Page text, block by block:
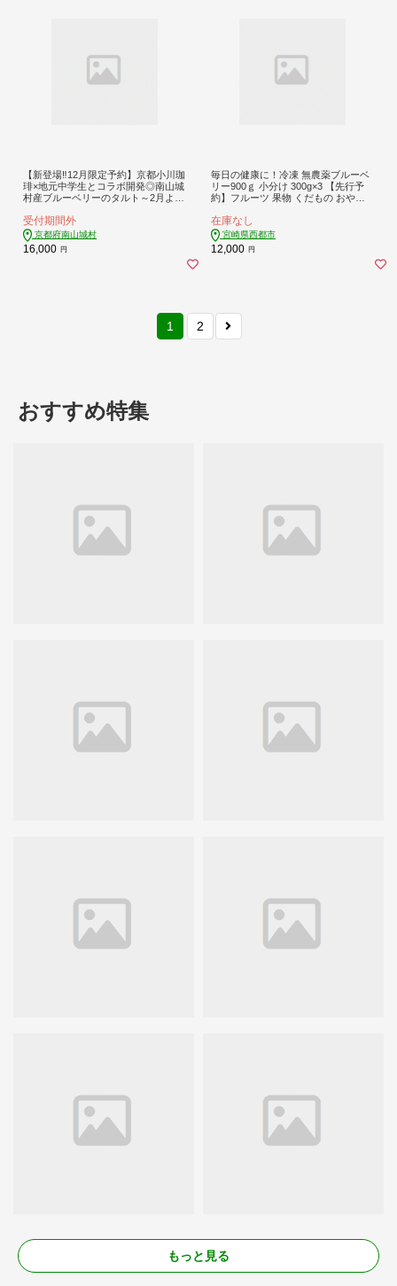
【新登場‼12月限定予約】京都小川珈
琲×地元中学生とコラボ開発◎南山城
村産ブルーベリーのタルト～2月より
デザート 洋菓子 生菓子 ブルーベリ
ータルト
受付期間外
京都府南山城村
16,000 円
毎日の健康に！冷凍 無農薬ブルーベ
リー900ｇ 小分け 300g×3 【先行予
約】フルーツ 果物 くだもの おやつ
ージー ヨーグルトトッピングに『古
代の風』＜1-57＞ 23-9a
在庫なし
宮崎県西都市
12,000 円
1 2
おすすめ特集
もっと見る